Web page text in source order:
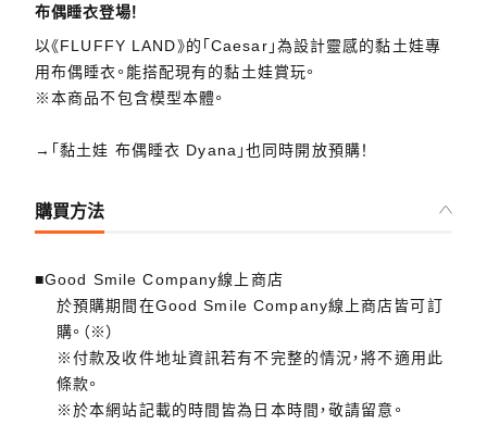
布偶睡衣登場！
以《FLUFFY LAND》的「Caesar」為設計靈感的黏土娃專
用布偶睡衣。能搭配現有的黏土娃賞玩。
※本商品不包含模型本體。
→「黏土娃 布偶睡衣 Dyana」也同時開放預購！
購買方法
■Good Smile Company線上商店
於預購期間在Good Smile Company線上商店皆可訂
購。（※）
※付款及收件地址資訊若有不完整的情況，將不適用此
條款。
※於本網站記載的時間皆為日本時間，敬請留意。